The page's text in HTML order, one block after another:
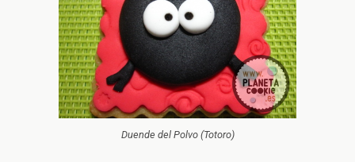
Duende del Polvo (Totoro)